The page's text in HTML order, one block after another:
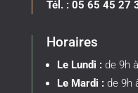
Marc
Rencontre avec le
Fabienne Balza,